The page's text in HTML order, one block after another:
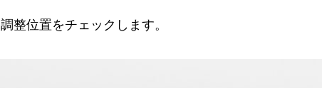
整位置をチェックします。